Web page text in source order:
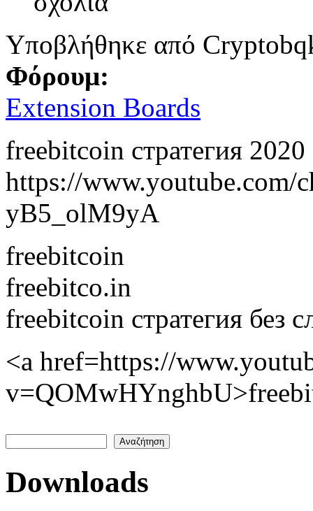
Υποβλήθηκε από
Φόρουμ:
Extension Boards
freebitcoin стратегия 2020
https://www.youtube.com/
yB5_olM9yA
freebitcoin
freebitco.in
freebitcoin стратегия без
<a href=https://
Φόρμα αναζήτησης
Downloads